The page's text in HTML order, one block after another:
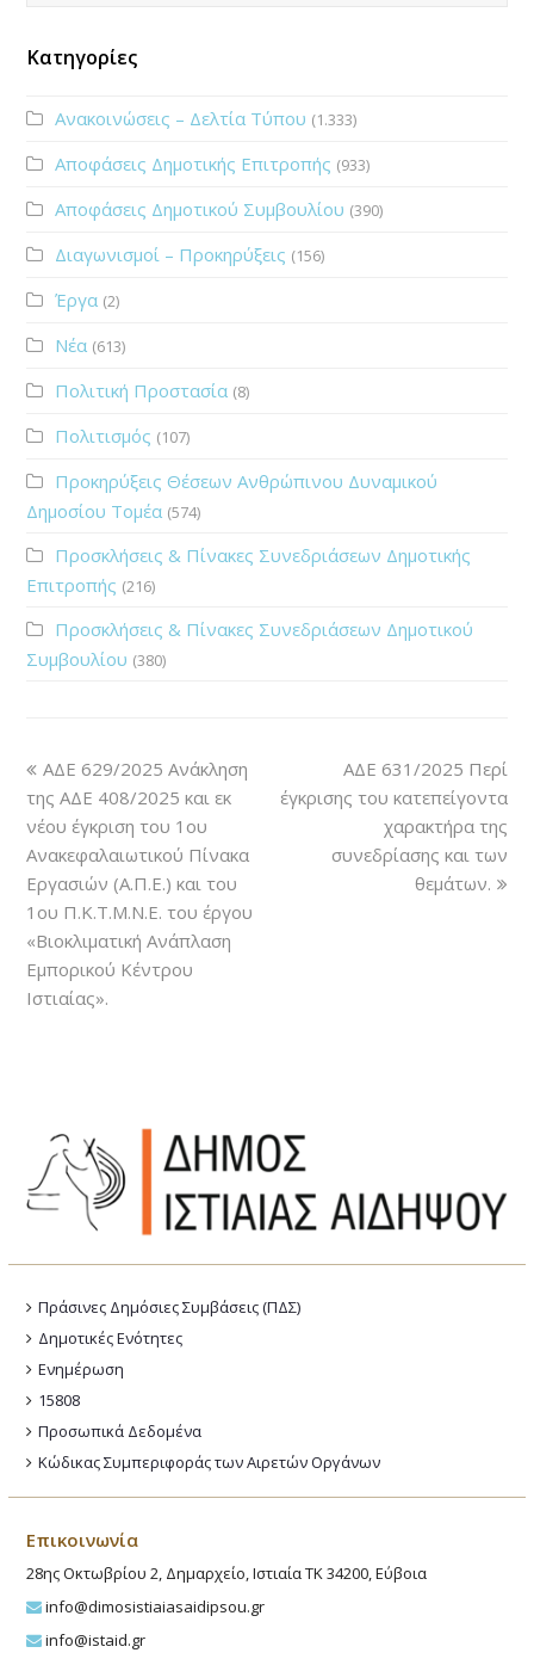
Κατηγορίες
Ανακοινώσεις – Δελτία Τύπου (1.333)
Αποφάσεις Δημοτικής Επιτροπής (933)
Αποφάσεις Δημοτικού Συμβουλίου (390)
Διαγωνισμοί – Προκηρύξεις (156)
Έργα (2)
Νέα (613)
Πολιτική Προστασία (8)
Πολιτισμός (107)
Προκηρύξεις Θέσεων Ανθρώπινου Δυναμικού
Δημοσίου Τομέα (574)
Προσκλήσεις & Πίνακες Συνεδριάσεων Δημοτικής
Επιτροπής (216)
Προσκλήσεις & Πίνακες Συνεδριάσεων Δημοτικού
Συμβουλίου (380)
ΑΔΕ 629/2025 Ανάκληση
της ΑΔΕ 408/2025 και εκ
νέου έγκριση του 1ου
Ανακεφαλαιωτικού Πίνακα
Εργασιών (Α.Π.Ε.) και του
1ου Π.Κ.Τ.Μ.Ν.Ε. του έργου
«Βιοκλιματική Ανάπλαση
Εμπορικού Κέντρου
Ιστιαίας».
ΑΔΕ 631/2025 Περί
έγκρισης του κατεπείγοντα
χαρακτήρα της
συνεδρίασης και των
θεμάτων.
Πράσινες Δημόσιες Συμβάσεις (ΠΔΣ)
Δημοτικές Ενότητες
Ενημέρωση
15808
Προσωπικά Δεδομένα
Κώδικας Συμπεριφοράς των Αιρετών Οργάνων
Επικοινωνία
28ης Οκτωβρίου 2, Δημαρχείο, Ιστιαία ΤΚ 34200, Εύβοια
info@dimosistiaiasaidipsou.gr
info@istaid.gr